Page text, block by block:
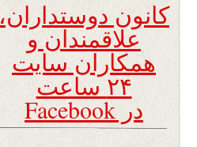
کانون دوستداران،
علاقمندان و
همکاران سایت
۲۴ ساعت
در Facebook